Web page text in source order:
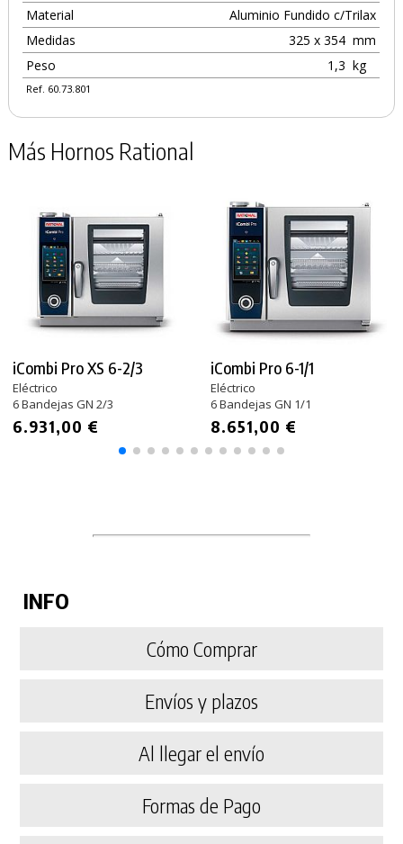
Material
Aluminio Fundido c/Trilax
Medidas
325 x 354 mm
Peso
1,3 kg
Ref. 60.73.801
Más Hornos Rational
iCombi Pro XS 6-2/3
Eléctrico
6 Bandejas GN 2/3
6.931,00 €
iCombi Pro 6-1/1
Eléctrico
6 Bandejas GN 1/1
8.651,00 €
INFO
Cómo Comprar
Envíos y plazos
Al llegar el envío
Formas de Pago